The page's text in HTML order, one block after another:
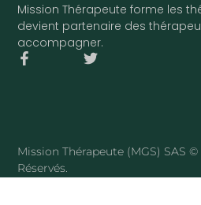
Mission Thérapeute forme les
devient partenaire des
accompagner.
F
k
-
T
Mission Thérapeute (MGS) SAS
Réservés.